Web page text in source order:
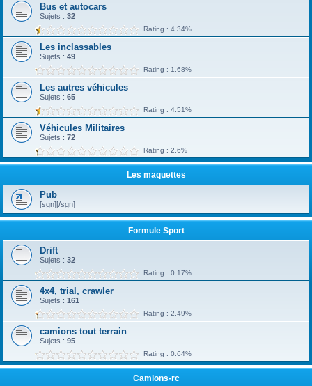
Bus et autocars
Sujets : 32
Rating : 4.34%
Les inclassables
Sujets : 49
Rating : 1.68%
Les autres véhicules
Sujets : 65
Rating : 4.51%
Véhicules Militaires
Sujets : 72
Rating : 2.6%
Les maquettes
Pub
[sgn][/sgn]
Formule Sport
Drift
Sujets : 32
Rating : 0.17%
4x4, trial, crawler
Sujets : 161
Rating : 2.49%
camions tout terrain
Sujets : 95
Rating : 0.64%
Camions-rc